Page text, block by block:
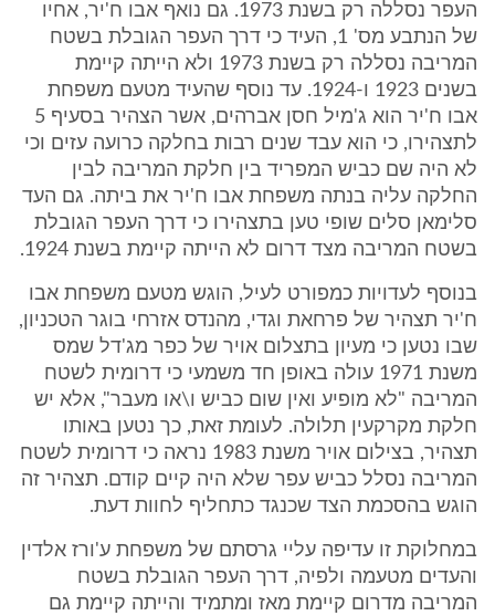
העפר נסללה רק בשנת 1973. גם נואף אבו ח'יר, אחיו
של הנתבע מס' 1, העיד כי דרך העפר הגובלת בשטח
המריבה נסללה רק בשנת 1973 ולא הייתה קיימת
בשנים 1923 ו-1924. עד נוסף שהעיד מטעם משפחת
אבו ח'יר הוא ג'מיל חסן אברהים, אשר הצהיר בסעיף 5
לתצהירו, כי הוא עבד שנים רבות בחלקה כרועה עזים וכי
לא היה שם כביש המפריד בין חלקת המריבה לבין
החלקה עליה בנתה משפחת אבו ח'יר את ביתה. גם העד
סלימאן סלים שופי טען בתצהירו כי דרך העפר הגובלת
בשטח המריבה מצד דרום לא הייתה קיימת בשנת 1924.
בנוסף לעדויות כמפורט לעיל, הוגש מטעם משפחת אבו
ח'יר תצהיר של פרחאת וגדי, מהנדס אזרחי בוגר הטכניון,
שבו נטען כי מעיון בתצלום אויר של כפר מג'דל שמס
משנת 1971 עולה באופן חד משמעי כי דרומית לשטח
המריבה "לא מופיע ואין שום כביש ו\או מעבר", אלא יש
חלקת מקרקעין תלולה. לעומת זאת, כך נטען באותו
תצהיר, בצילום אויר משנת 1983 נראה כי דרומית לשטח
המריבה נסלל כביש עפר שלא היה קיים קודם. תצהיר זה
הוגש בהסכמת הצד שכנגד כתחליף לחוות דעת.
במחלוקת זו עדיפה עליי גרסתם של משפחת ע'ורז אלדין
והעדים מטעמה ולפיה, דרך העפר הגובלת בשטח
המריבה מדרום קיימת מאז ומתמיד והייתה קיימת גם